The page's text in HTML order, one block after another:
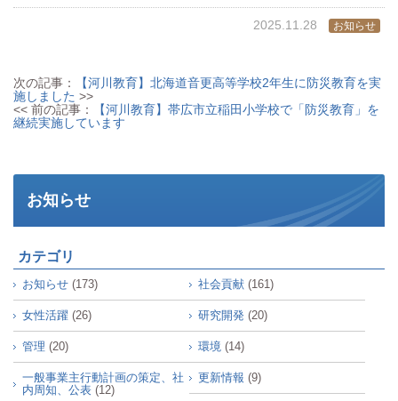
2025.11.28 お知らせ
次の記事：
【河川教育】北海道音更高等学校2年生に防災教育を実
施しました >>
<< 前の記事：
【河川教育】帯広市立稲田小学校で「防災教育」を
継続実施しています
お知らせ
カテゴリ
お知らせ (173) 社会貢献 (161)
女性活躍 (26) 研究開発 (20)
管理 (20) 環境 (14)
一般事業主行動計画の策定、社
内周知、公表 (12)
更新情報 (9)